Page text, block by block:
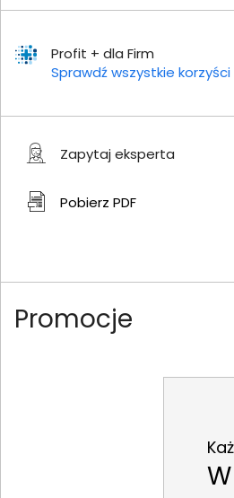
Profit + dla Firm
Sprawdź wszystkie korzyści
Zapytaj eksperta
Pobierz PDF
Promocje